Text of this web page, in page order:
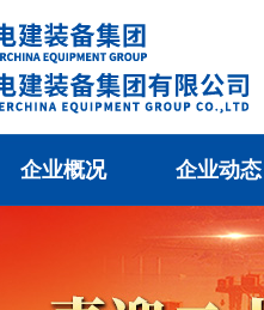
企业概况 企业动态